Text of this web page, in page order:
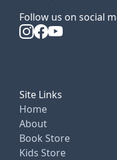
Follow us on social
Site Links
Home
About
Book Store
Kids Store